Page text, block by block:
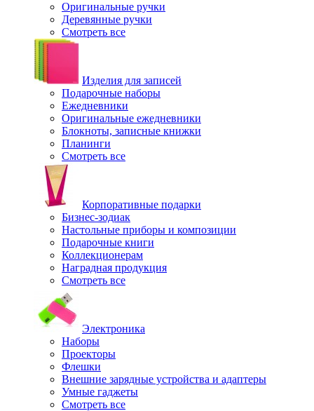
Оригинальные ручки
Деревянные ручки
Смотреть все
Изделия для записей
Подарочные наборы
Ежедневники
Оригинальные ежедневники
Блокноты, записные книжки
Планинги
Смотреть все
Корпоративные подарки
Бизнес-зодиак
Настольные приборы и композиции
Подарочные книги
Коллекционерам
Наградная продукция
Смотреть все
Электроника
Наборы
Проекторы
Флешки
Внешние зарядные устройства и адаптеры
Умные гаджеты
Смотреть все